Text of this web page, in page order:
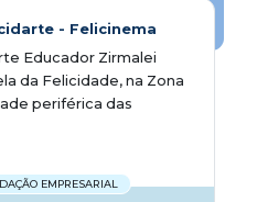
- Felicinema
Educador Zirmalei
da Felicidade, na Zona
periférica das
EMPRESARIAL